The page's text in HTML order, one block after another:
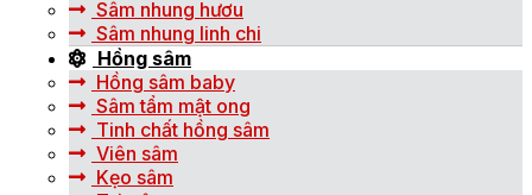
Sâm nhung hươu
Sâm nhung linh chi
Hồng sâm
Hồng sâm baby
Sâm tẩm mật ong
Tinh chất hồng sâm
Viên sâm
Kẹo sâm